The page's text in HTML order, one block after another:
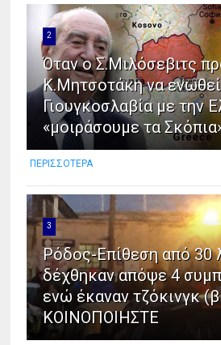
2
Όταν ο Σ.Μιλόσεβιτς
Κ.Μητσοτάκη να
Γιουγκοσλαβία με την
«μοιράσουμε τα
ΠΕΡΙΣΣΟΤΕΡΑ
3
Ρόδος-Επίθεση από 30
δέχθηκαν απόψε 4
ενώ έκαναν τζόκινγκ
ΚΟΙΝΟΠΟΙΗΣΤΕ